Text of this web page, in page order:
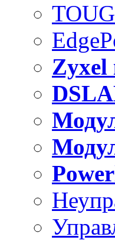
Zyxel